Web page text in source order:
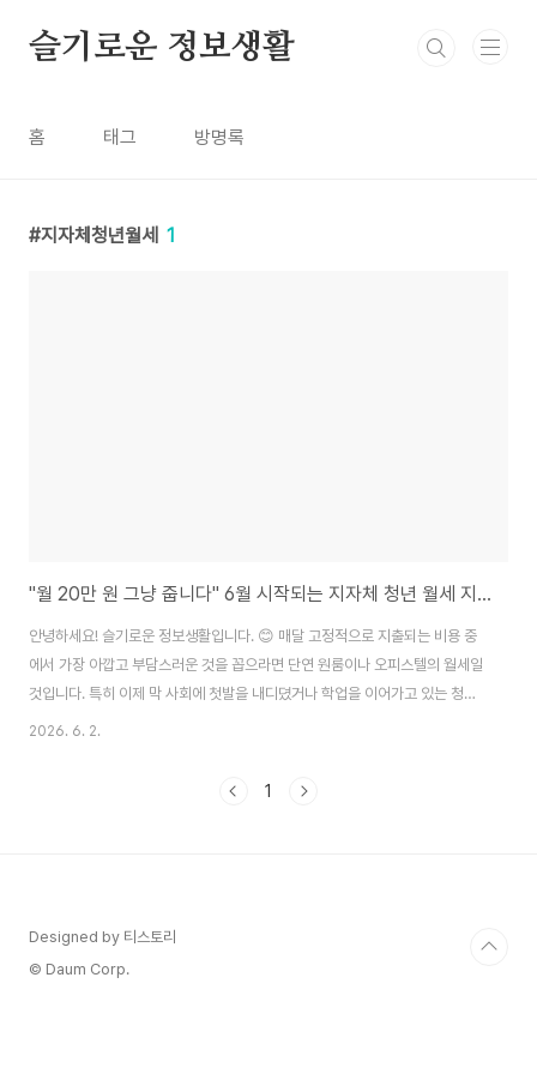
슬기로운 정보생활
홈 태그 방명록
지자체청년월세 1
"월 20만 원 그냥 줍니다" 6월 시작되는 지자체 청년 월세 지원 안 받으면 나만 손해!
안녕하세요! 슬기로운 정보생활입니다. 😊 매달 고정적으로 지출되는 비용 중
에서 가장 아깝고 부담스러운 것을 꼽으라면 단연 원룸이나 오피스텔의 월세일
것입니다. 특히 이제 막 사회에 첫발을 내디뎠거나 학업을 이어가고 있는 청년
들에게 매달 나가는 40만 원, 50만 원 상당의 주거비는 숨통을 조여오는 가장
스쳐 지나가는 월세 고지서를 보면 한숨부터 나오기 마련입니다. 내가 직접 사
2026. 6. 2.
1
Designed by 티스토리
© Daum Corp.